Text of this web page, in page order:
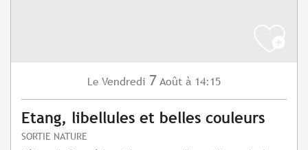
Le Vendredi 7 Août à 14:15
Etang, libellules et belles couleurs
SORTIE NATURE